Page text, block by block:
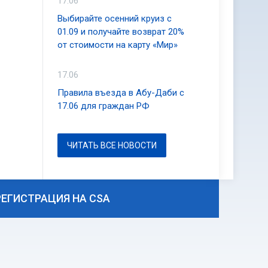
Выбирайте осенний круиз с
01.09 и получайте возврат 20%
от стоимости на карту «Мир»
17.06
Правила въезда в Абу-Даби с
17.06 для граждан РФ
ЧИТАТЬ ВСЕ НОВОСТИ
НА CSA